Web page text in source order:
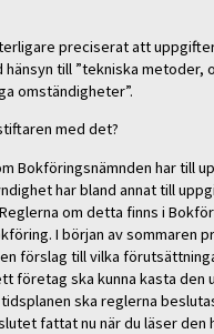
preciserat att
till ”tekniska metoder,
omständigheter”.
med det?
Bokföringsnämnden har till
har bland annat till
om detta finns i
I början av sommaren
förslag till vilka
företag ska kunna kasta den
ska reglerna
fattat nu när du läser den